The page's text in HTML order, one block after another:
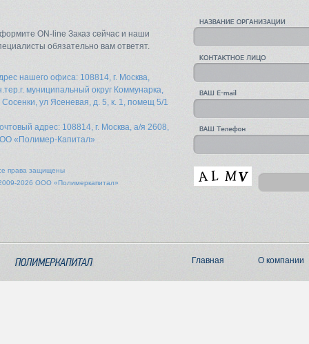
ON-line Заказ сейчас и наши
обязательно вам ответят.
нашего офиса: 108814, г. Москва,
муниципальный округ Коммунарка,
Сосенки, ул Ясеневая, д. 5, к. 1, помещ 5/1
адрес: 108814, г. Москва, а/я 2608,
«Полимер-Капитал»
права защищены
2026 ООО «Полимеркапитал»
Главная О компании